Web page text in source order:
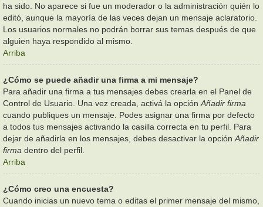
ha sido. No aparece si fue un moderador o la administración quién lo
editó, aunque la mayoría de las veces dejan un mensaje aclaratorio.
Los usuarios normales no podrán borrar sus temas después de que
alguien haya respondido al mismo.
Arriba
¿Cómo se puede añadir una firma a mi mensaje?
Para añadir una firma a tus mensajes debes crearla en el Panel de
Control de Usuario. Una vez creada, activá la opción Añadir firma
cuando publiques un mensaje. Podes asignar una firma por defecto
a todos tus mensajes activando la casilla correcta en tu perfil. Para
dejar de añadirla en los mensajes, debes desactivar la opción Añadir
firma dentro del perfil.
Arriba
¿Cómo creo una encuesta?
Cuando inicias un nuevo tema o editas el primer mensaje del mismo,